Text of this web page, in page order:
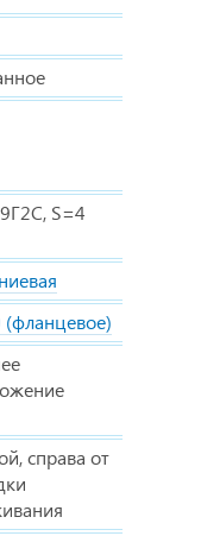
S=4
справа от